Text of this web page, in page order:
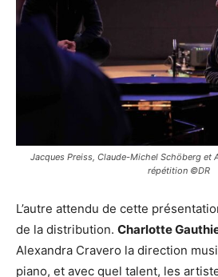
Jacques Preiss, Claude-Michel Schöberg et
répétition ©DR
L’autre attendu de cette
de la distribution. Charlotte
Alexandra Cravero la direction
piano, et avec quel talent, les